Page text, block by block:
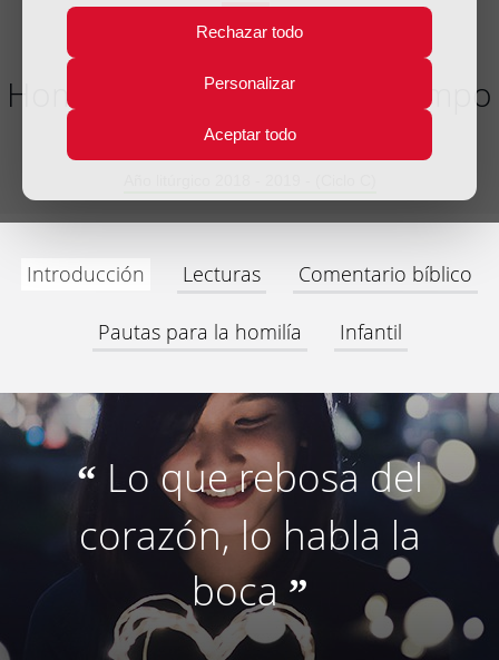
Rechazar todo
Personalizar
Aceptar todo
3
Mar
Homilía VIII Domingo del tiempo
ordinario
Introducción Lecturas Comentario bíblico
Pautas para la homilía Infantil
“ Lo que rebosa del
corazón, lo habla la
boca”